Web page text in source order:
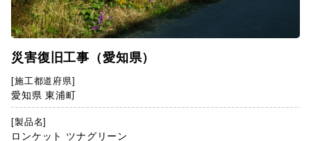
災害復旧工事（愛知県）
[施工都道府県]
愛知県 東浦町
[製品名]
ロンケット ツナグリーン